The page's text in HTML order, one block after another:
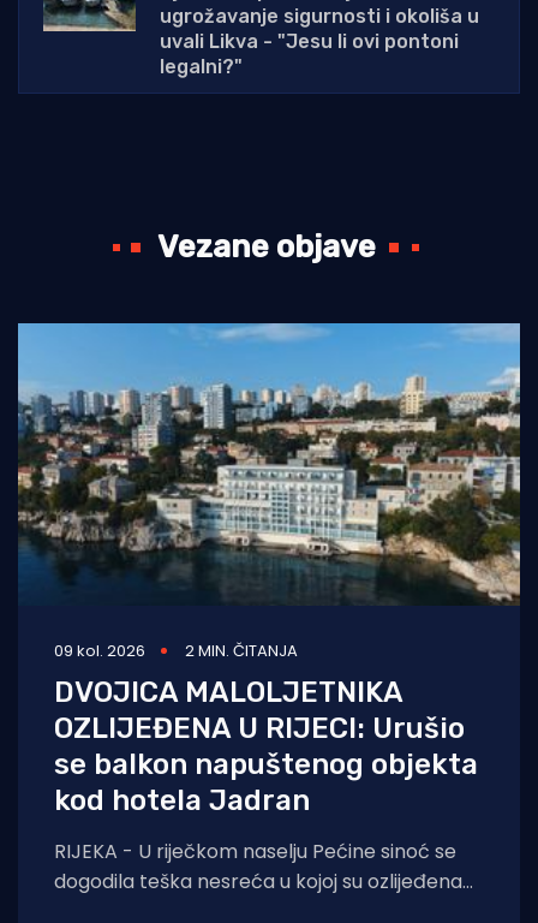
ugrožavanje sigurnosti i okoliša u
uvali Likva - "Jesu li ovi pontoni
legalni?"
Vezane objave
09 kol. 2026 2 MIN. ČITANJA
DVOJICA MALOLJETNIKA
OZLIJEĐENA U RIJECI: Urušio
se balkon napuštenog objekta
kod hotela Jadran
RIJEKA - U riječkom naselju Pećine sinoć se
dogodila teška nesreća u kojoj su ozlijeđena